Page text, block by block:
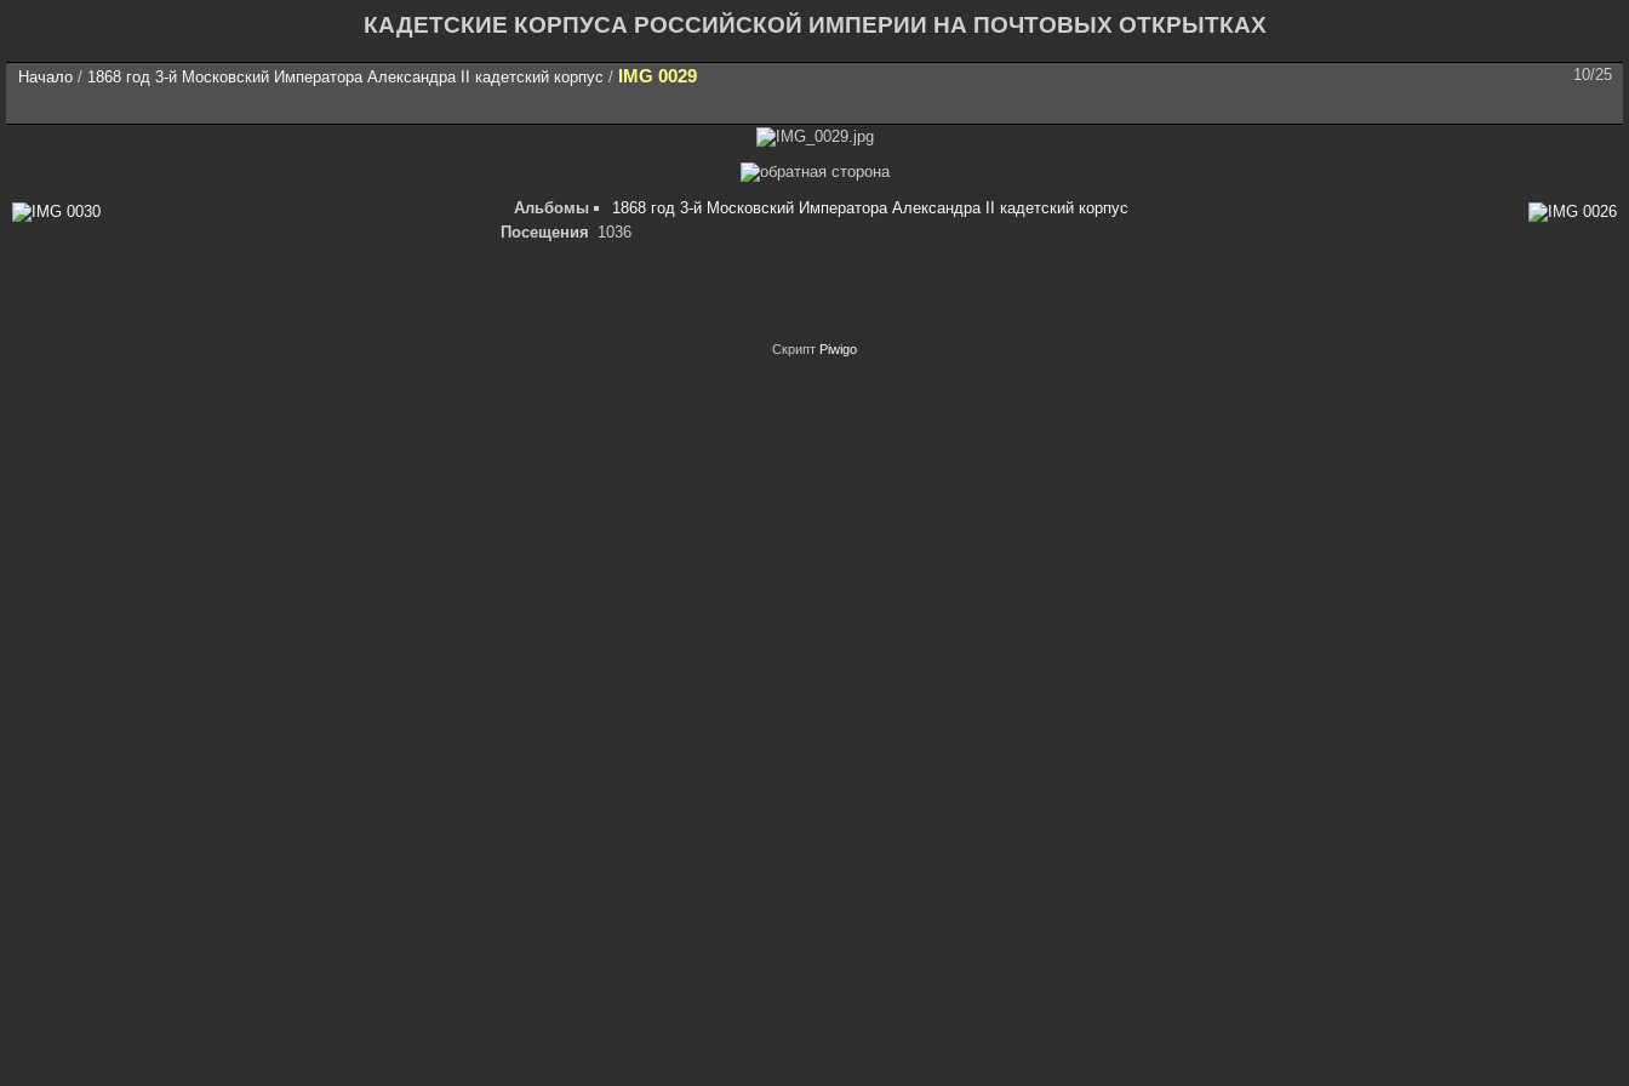
КАДЕТСКИЕ КОРПУСА РОССИЙСКОЙ ИМПЕРИИ НА ПОЧТОВЫХ ОТКРЫТКАХ
Начало / 1868 год 3-й Московский Императора Александра II кадетский корпус / IMG 0029 10/25
Альбомы
1868 год 3-й Московский Императора Александра II кадетский корпус
Посещения 1036
Скрипт Piwigo